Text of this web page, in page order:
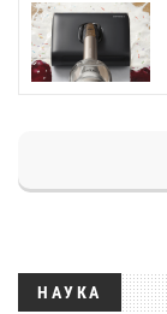
НАУКА